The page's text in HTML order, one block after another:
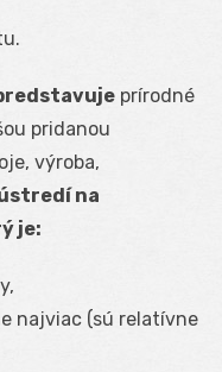
prírodné
pridanou
výroba,
na
je:
najviac (sú relatívne